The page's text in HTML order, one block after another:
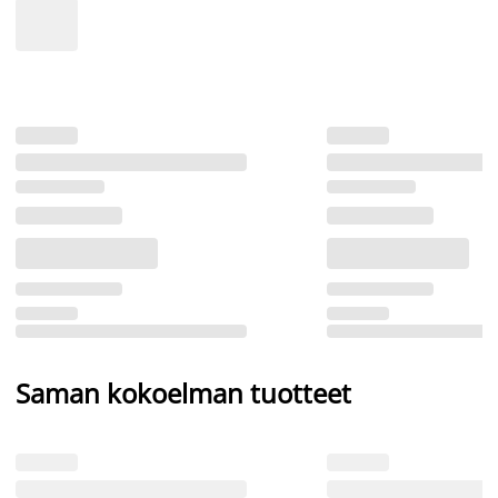
Saman kokoelman tuotteet